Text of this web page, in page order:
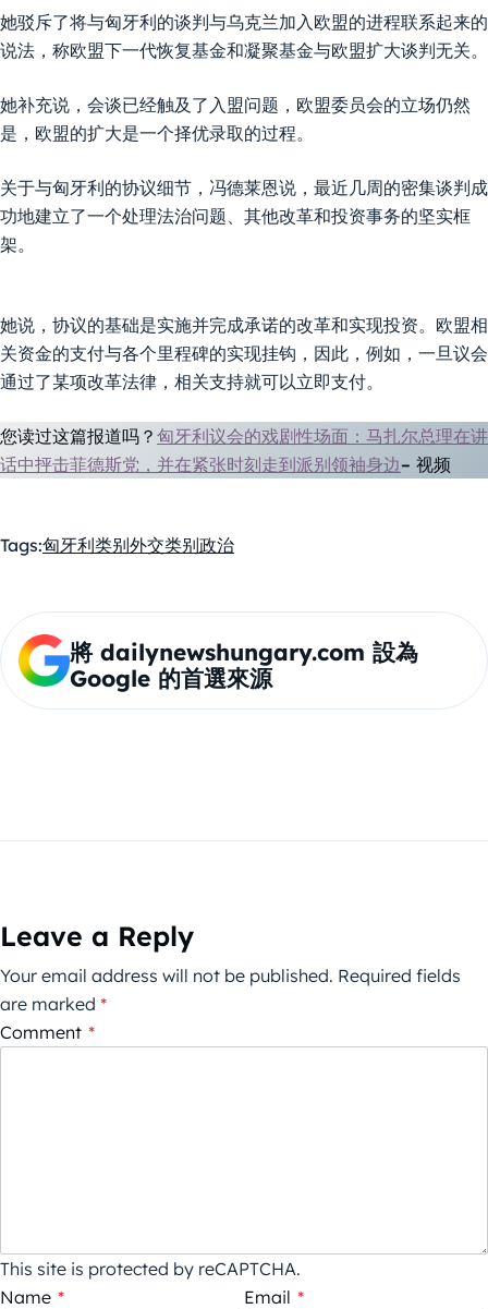
她驳斥了将与匈牙利的谈判与乌克兰加入欧盟的进程联系起来的
说法，称欧盟下一代恢复基金和凝聚基金与欧盟扩大谈判无关。
她补充说，会谈已经触及了入盟问题，欧盟委员会的立场仍然
是，欧盟的扩大是一个择优录取的过程。
关于与匈牙利的协议细节，冯德莱恩说，最近几周的密集谈判成
功地建立了一个处理法治问题、其他改革和投资事务的坚实框
架。
她说，协议的基础是实施并完成承诺的改革和实现投资。欧盟相
关资金的支付与各个里程碑的实现挂钩，因此，例如，一旦议会
通过了某项改革法律，相关支持就可以立即支付。
您读过这篇报道吗？ 匈牙利议会的戏剧性场面：马扎尔总理在讲
话中抨击菲德斯党，并在紧张时刻走到派别领袖身边– 视频
Tags:匈牙利类别外交类别政治
將 dailynewshungary.com 設為
Google 的首選來源
Leave a Reply
Your email address will not be published. Required fields
are marked *
Comment *
This site is protected by reCAPTCHA.
Name * Email *